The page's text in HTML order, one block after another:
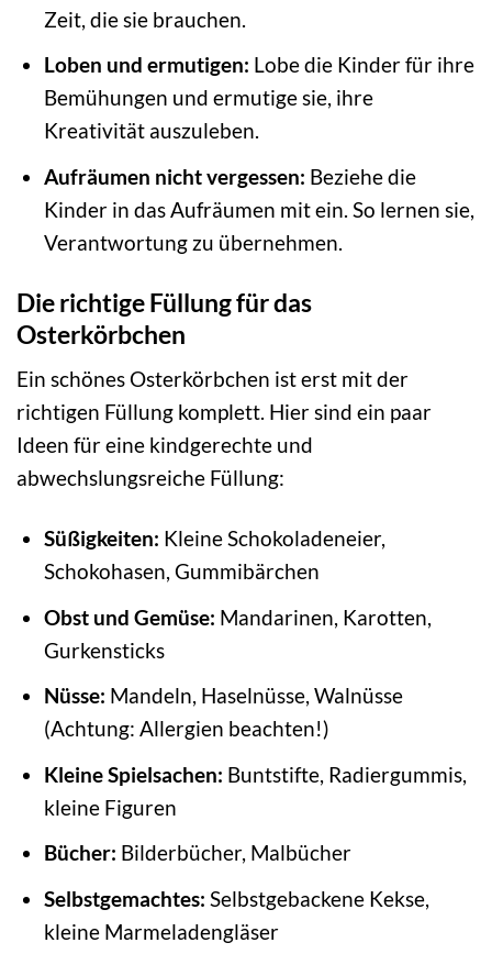
Zeit, die sie brauchen.
Loben und ermutigen: Lobe die Kinder für ihre
Bemühungen und ermutige sie, ihre
Kreativität auszuleben.
Aufräumen nicht vergessen: Beziehe die
Kinder in das Aufräumen mit ein. So lernen sie,
Verantwortung zu übernehmen.
Die richtige Füllung für das
Osterkörbchen
Ein schönes Osterkörbchen ist erst mit der
richtigen Füllung komplett. Hier sind ein paar
Ideen für eine kindgerechte und
abwechslungsreiche Füllung:
Süßigkeiten: Kleine Schokoladeneier,
Schokohasen, Gummibärchen
Obst und Gemüse: Mandarinen, Karotten,
Gurkensticks
Nüsse: Mandeln, Haselnüsse, Walnüsse
(Achtung: Allergien beachten!)
Kleine Spielsachen: Buntstifte, Radiergummis,
kleine Figuren
Bücher: Bilderbücher, Malbücher
Selbstgemachtes: Selbstgebackene Kekse,
kleine Marmeladengläser